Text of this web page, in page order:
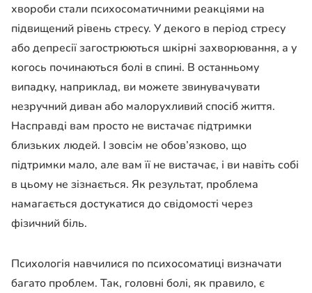
хвороби стали психосоматичними реакціями на
підвищений рівень стресу. У декого в період стресу
або депресії загострюються шкірні захворювання, а у
когось починаються болі в спині. В останньому
випадку, наприклад, ви можете звинувачувати
незручний диван або малорухливий спосіб життя.
Насправді вам просто не вистачає підтримки
близьких людей. І зовсім не обов’язково, що
підтримки мало, але вам її не вистачає, і ви навіть собі
в цьому не зізнається. Як результат, проблема
намагається достукатися до свідомості через
фізичний біль.
Психологія навчилися по психосоматиці визначати
багато проблем. Так, головні болі, як правило, є